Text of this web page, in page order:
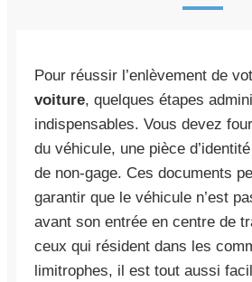
Pour réussir l’enlèvement de
voiture, quelques étapes
indispensables. Vous devez
du véhicule, une pièce
de non-gage. Ces documents
garantir que le véhicule n’est
avant son entrée en centre de
ceux qui résident dans les
limitrophes, il est tout aussi